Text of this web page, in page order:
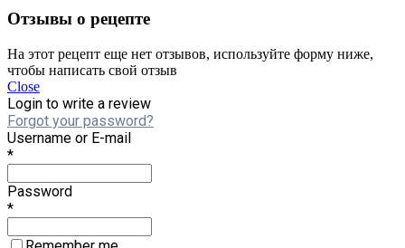
Отзывы о рецепте
На этот рецепт еще нет отзывов, используйте форму ниже,
чтобы написать свой отзыв
Close
Login to write a review
Forgot your password?
Username or E-mail
*
Password
*